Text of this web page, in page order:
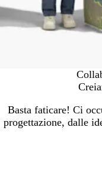
Basta faticare! Ci
progettazione, dalle